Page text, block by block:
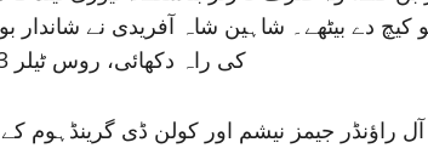
بیٹھے۔ شاہین شاہ آفریدی نے شاندار
کی راہ دکھائی، روس ٹیلر 3 اور ٹام لیتھم ایک رن بنا کر آؤٹ ہوئے۔